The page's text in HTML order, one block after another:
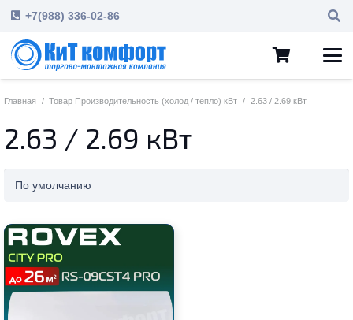
+7(988) 336-02-86
Главная / Товар Производительность (холод / тепло) кВт / 2.63 / 2.69 кВт
2.63 / 2.69 кВт